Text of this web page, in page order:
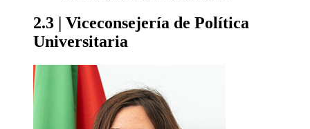
2.3 | Viceconsejería de Política
Universitaria